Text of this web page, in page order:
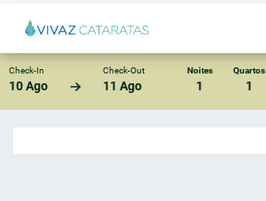
Check-In
10 Ago
Check-Out
11 Ago
Noites
1
Quartos
1